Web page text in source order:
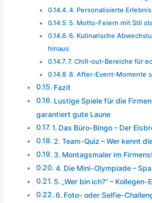
4. Personalisierte
5. Motto-Feiern mit Stil
6. Kulinarische
hinaus
7. Chill-out-Bereiche für
8. After-Event-Momente
Fazit
Lustige Spiele für die
garantiert gute Laune
1. Das Büro-Bingo – Der
2. Team-Quiz – Wer kennt
3. Montagsmaler im
4. Die Mini-Olympiade –
5. „Wer bin ich?“ – Kollegen-
6. Foto- oder Selfie-